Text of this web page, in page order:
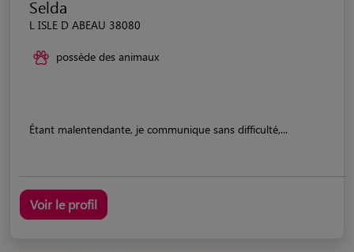
Selda
L ISLE D ABEAU 38080
possède des animaux
Étant malentendante, je communique sans difficulté,...
Voir le profil